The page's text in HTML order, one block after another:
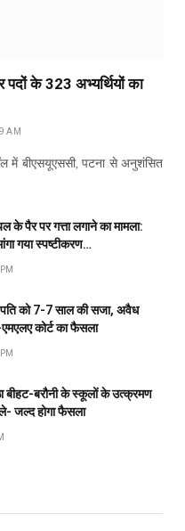
के 323 अभ्यर्थियों का
AM
में बीएसयूएससी, पटना से अनुशंसित
के पैर पर गत्ता लगाने का मामला:
गया स्पष्टीकरण…
पति को 7-7 साल की सजा, अवैध
कोर्ट का फैसला
बीहट-बरौनी के स्कूलों के उत्क्रमण
जल्द होगा फैसला